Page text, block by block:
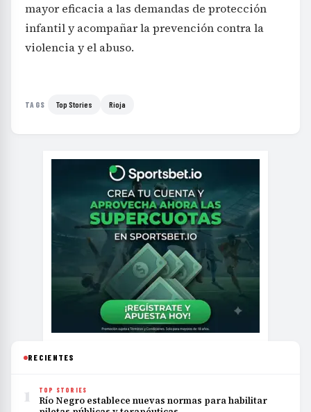
mayor eficacia a las demandas de protección
infantil y acompañar la prevención contra la
violencia y el abuso.
TAGS Top Stories Rioja
RECIENTES
1 TOP STORIES
Río Negro establece nuevas normas para habilitar